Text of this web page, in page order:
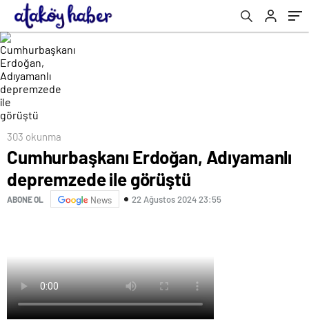
303 okunma
Cumhurbaşkanı Erdoğan, Adıyamanlı
depremzede ile görüştü
ABONE OL News 22 Ağustos 2024 23:55